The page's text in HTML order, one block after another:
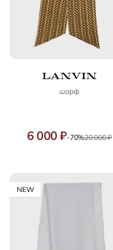
шарф
6 000 ₽-70%20 000 ₽
NEW